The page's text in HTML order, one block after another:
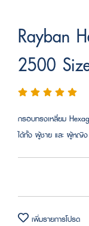
Rayban
2500
กรอบทรงเหลี่ยม
ได้ทั้ง ผู้ชาย และ ผู้หญิง
เพิ่มรายการโปรด